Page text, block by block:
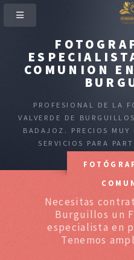
COMUNION
PROFESIONAL DE LA
VALVERDE DE
BADAJOZ. PRECIOS MUY
SERVICIOS PARA
Necesitas
Burguillos un
especialista en
Tenemos